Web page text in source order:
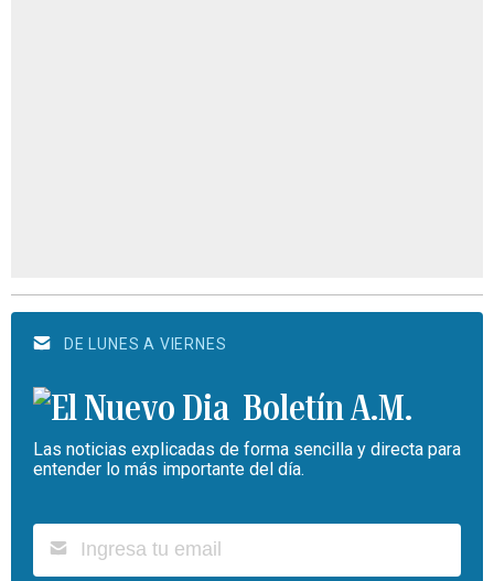
DE LUNES A VIERNES
Boletín A.M.
Las noticias explicadas de forma sencilla y directa para
entender lo más importante del día.